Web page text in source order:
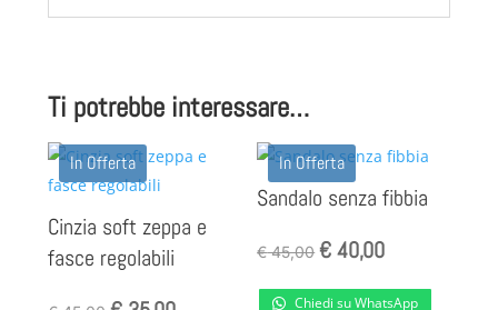
Ti potrebbe interessare…
In Offerta
Cinzia soft zeppa e
fasce regolabili
Il
Il
In Offerta
Sandalo senza fibbia
€45,00
Il
€40,00Il
Chiedi su WhatsApp